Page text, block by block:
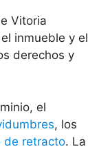
Vitoria
inmueble y el
derechos y
el
, los
de retracto. La